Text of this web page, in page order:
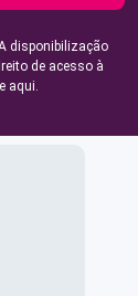
disponibilização
de acesso à
aqui.